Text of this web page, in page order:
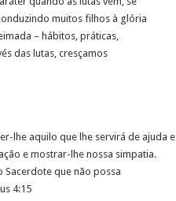
muitos filhos à glória
– hábitos, práticas,
das lutas, cresçamos
lhe aquilo que lhe servirá de ajuda e
e mostrar-lhe nossa simpatia.
Sacerdote que não possa
4:15